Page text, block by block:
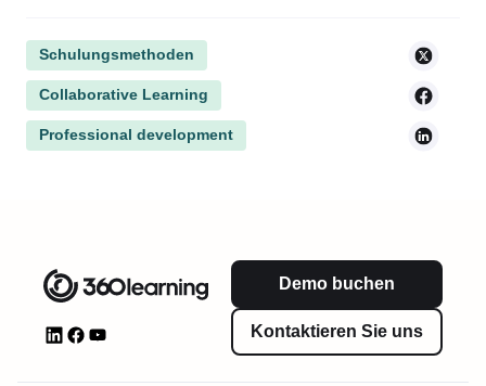
Schulungsmethoden
Collaborative Learning
Professional development
Demo buchen
Kontaktieren Sie uns